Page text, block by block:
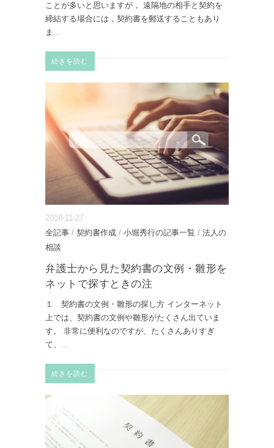
ことが多いと思いますが， 遠隔地の相手と契約を
締結する場合には，契約書を郵送することもあり
ま ...
続きを読む
2018-11-27
全記事 / 契約書作成 / 小堀秀行の記事一覧 / 法人の
相談
弁護士から見た契約書の文例・雛形を
ネットで探すときの注
１ 契約書の文例・雛形の探し方 インターネット
上では、契約書の文例や雛形がたくさん出ていま
す。 非常に便利なのですが、たくさんありすぎ
て、 ...
続きを読む